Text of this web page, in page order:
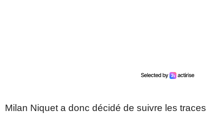
Milan Niquet a donc décidé de suivre les traces